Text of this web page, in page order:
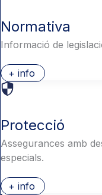
Normativa
Informació de
+ info
Protecció
Assegurances amb
especials.
+ info